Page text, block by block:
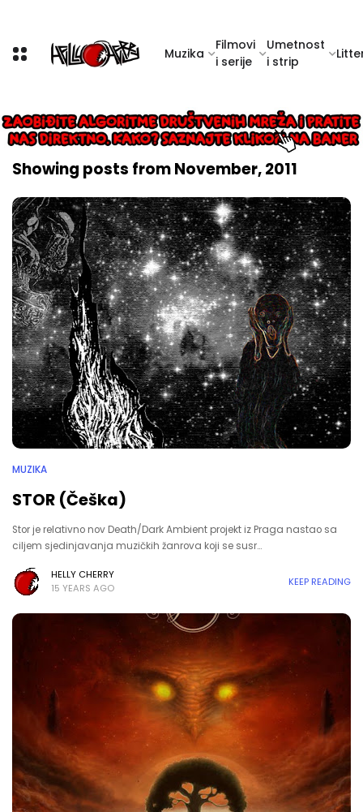
Muzika
Filmovi
i serije
Umetnost
i strip
Showing posts from November, 2011
MUZIKA
STOR (Češka)
Stor je relativno nov Death/Dark Ambient projekt iz Praga nastao sa
ciljem sjedinjavanja muzičkih žanrova koji se susr…
HELLY CHERRY
15 YEARS AGO
KEEP READING